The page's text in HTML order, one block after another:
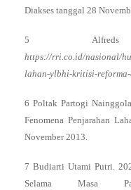
Diakses tanggal 28
5
https://rri.co.id/nasional/
lahan-ylbhi-kritisi-
6 Poltak Partogi
Fenomena Penjarahan
November 2013.
7 Budiarti Utami Putri.
Selama Masa